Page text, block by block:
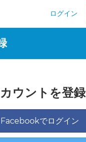
ログイン
ウントを登録
Facebookでログイン